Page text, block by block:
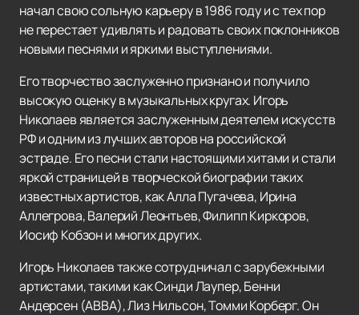
начал свою сольную карьеру в 1986 году и с тех пор
не перестает удивлять и радовать своих поклонников
новыми песнями и яркими выступлениями.
Его творчество заслуженно признано и получило
высокую оценку в музыкальных кругах. Игорь
Николаев является заслуженным деятелем искусств
РФ и одним из лучших авторов на российской
эстраде. Его песни стали настоящими хитами и стали
яркой страницей в творческой биографии таких
известных артистов, как Алла Пугачева, Ирина
Аллегрова, Валерий Леонтьев, Филипп Киркоров,
Иосиф Кобзон и многих других.
Игорь Николаев также сотрудничал с зарубежными
артистами, такими как Синди Лаупер, Бенни
Андерсен (ABBA), Лиз Нильсон, Томми Корберг. Он